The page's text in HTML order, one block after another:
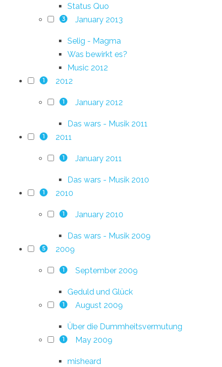
Status Quo
3 January 2013
Selig - Magma
Was bewirkt es?
Music 2012
1 2012
1 January 2012
Das wars - Musik 2011
1 2011
1 January 2011
Das wars - Musik 2010
1 2010
1 January 2010
Das wars - Musik 2009
5 2009
1 September 2009
Geduld und Glück
1 August 2009
Über die Dummheitsvermutung
1 May 2009
misheard